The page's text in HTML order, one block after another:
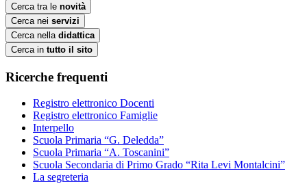
Cerca tra le novità
Cerca nei servizi
Cerca nella didattica
Cerca in tutto il sito
Ricerche frequenti
Registro elettronico Docenti
Registro elettronico Famiglie
Interpello
Scuola Primaria “G. Deledda”
Scuola Primaria “A. Toscanini”
Scuola Secondaria di Primo Grado “Rita Levi Montalcini”
La segreteria